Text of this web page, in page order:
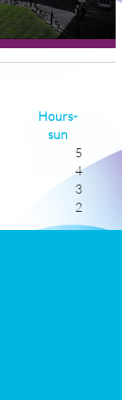
Hours-
sun
5
4
3
2
2